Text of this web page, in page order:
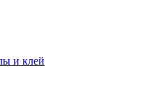
и клей